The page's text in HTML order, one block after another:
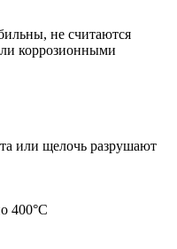
не считаются
коррозионными
или щелочь разрушают
400°C